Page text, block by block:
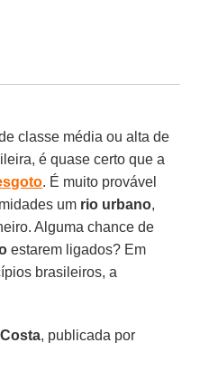
classe média ou alta de
é quase certo que a
. É muito provável
um rio urbano,
Alguma chance de
estarem ligados? Em
brasileiros, a
, publicada por